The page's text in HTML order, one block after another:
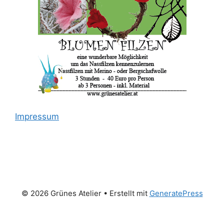
Impressum
© 2026 Grünes Atelier• Erstellt mit GeneratePress